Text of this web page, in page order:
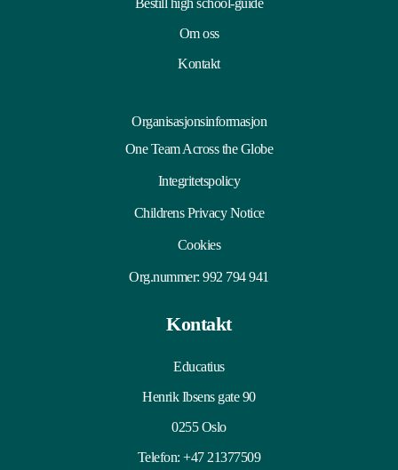
Bestill high school-guide
Om oss
Kontakt
Organisasjonsinformasjon
One Team Across the Globe
Integritetspolicy
Childrens Privacy Notice
Cookies
Org.nummer: 992 794 941
Kontakt
Educatius
Henrik Ibsens gate 90
0255 Oslo
Telefon:+47 21377509